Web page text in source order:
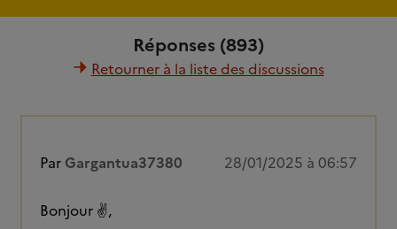
Réponses (893)
Retourner à la liste des discussions
Par Gargantua37380 28/01/2025 à 06:57
Bonjour ✌️,